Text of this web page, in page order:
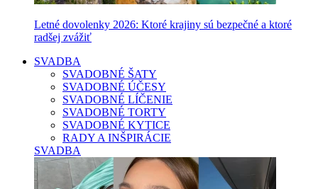
Letné dovolenky 2026: Ktoré krajiny sú bezpečné a ktoré
radšej zvážiť
SVADBA
SVADOBNÉ ŠATY
SVADOBNÉ ÚČESY
SVADOBNÉ LÍČENIE
SVADOBNÉ TORTY
SVADOBNÉ KYTICE
RADY A INŠPIRÁCIE
SVADBA